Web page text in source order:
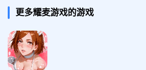
更多耀麦游戏的游戏